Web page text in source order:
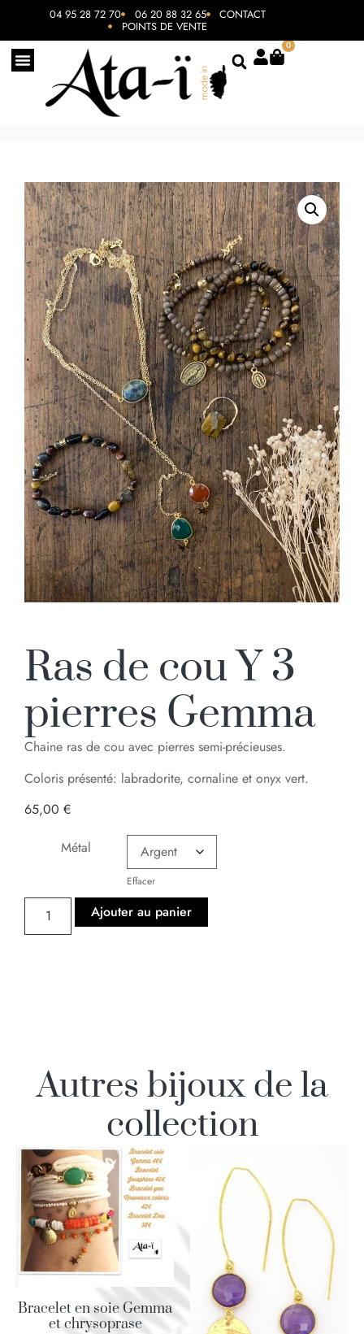
04 95 28 72 70 06 20 88 32 65 CONTACT
POINTS DE VENTE
0
Ras de cou Y 3
pierres Gemma
Chaine ras de cou avec pierres semi-précieuses.
Coloris présenté: labradorite, cornaline et onyx vert.
65,00 €
Métal
Effacer
Ajouter au panier
Autres bijoux de la
collection
Bracelet en soie Gemma
et chrysoprase